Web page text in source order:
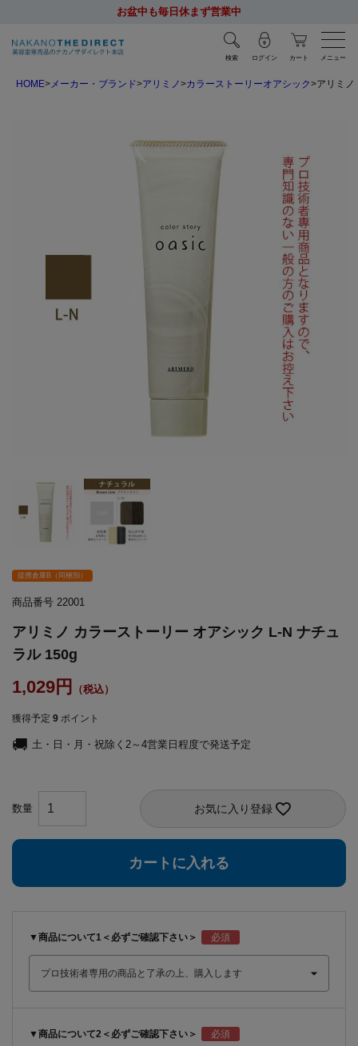
お盆中も毎日休まず営業中
検索 ログイン カート メニュー
HOME メーカー・ブランド アリミノ カラーストーリーオアシック アリミノ
提携倉庫B（同梱別）
商品番号 22001
アリミノ カラーストーリー オアシック L-N ナチュ
ラル 150g
1,029
獲得予定 9 ポイント
土・日・月・祝除く2～4営業日程度で発送予定
お気に入り登録
カートに入れる
▼商品について1＜必ずご確認下さい＞
▼商品について2＜必ずご確認下さい＞